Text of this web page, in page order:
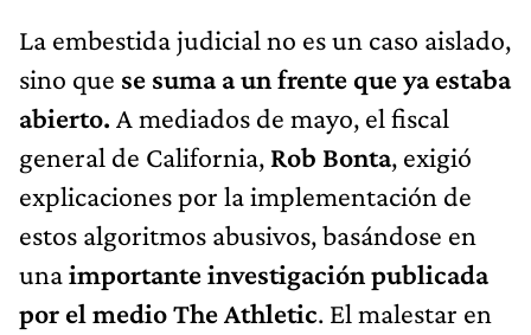
La embestida judicial no es un caso aislado,
sino que se suma a un frente que ya estaba
abierto. A mediados de mayo, el fiscal
general de California, Rob Bonta, exigió
explicaciones por la implementación de
estos algoritmos abusivos, basándose en
unaimportante investigación publicada
por el medio The Athletic. El malestar en